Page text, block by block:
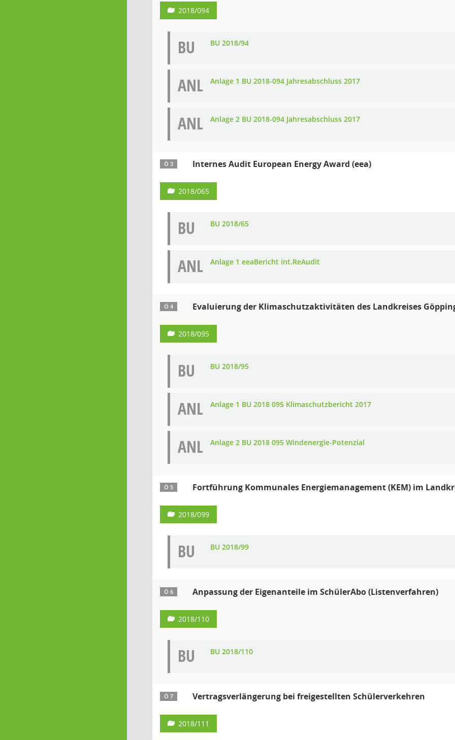
2018/094
BU BU 2018/94
ANL Anlage 1 BU 2018-094 Jahresabschluss 2017
ANL Anlage 2 BU 2018-094 Jahresabschluss 2017
Ö 3 Internes Audit European Energy Award (eea)
2018/065
BU BU 2018/65
ANL Anlage 1 eeaBericht int.ReAudit
Ö 4 Evaluierung der Klimaschutzaktivitäten des Landkreises
2018/095
BU BU 2018/95
ANL Anlage 1 BU 2018 095 Klimaschutzbericht 2017
ANL Anlage 2 BU 2018 095 Windenergie-Potenzial
Ö 5 Fortführung Kommunales Energiemanagement (KEM) im
2018/099
BU BU 2018/99
Ö 6 Anpassung der Eigenanteile im SchülerAbo (Listenverfahren)
2018/110
BU BU 2018/110
Ö 7 Vertragsverlängerung bei freigestellten Schülerverkehren
2018/111